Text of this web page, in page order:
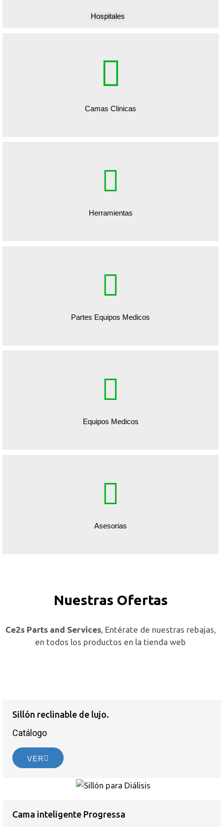
Hospitales
Camas Clinicas
Herramientas
Partes Equipos Medicos
Equipos Medicos
Asesorias
Nuestras Ofertas
Ce2s Parts and Services, Entérate de nuestras rebajas,
en todos los productos en la tienda web
Sillón reclinable de lujo.
Catálogo
VER
Cama inteligente Progressa